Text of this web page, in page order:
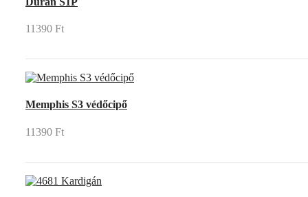
11390 Ft
Memphis S3 védőcipő
11390 Ft